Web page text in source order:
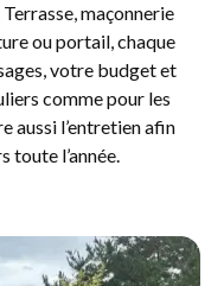
maçonnerie
ou portail, chaque
votre budget et
comme pour les
aussi l’entretien afin
toute l’année.